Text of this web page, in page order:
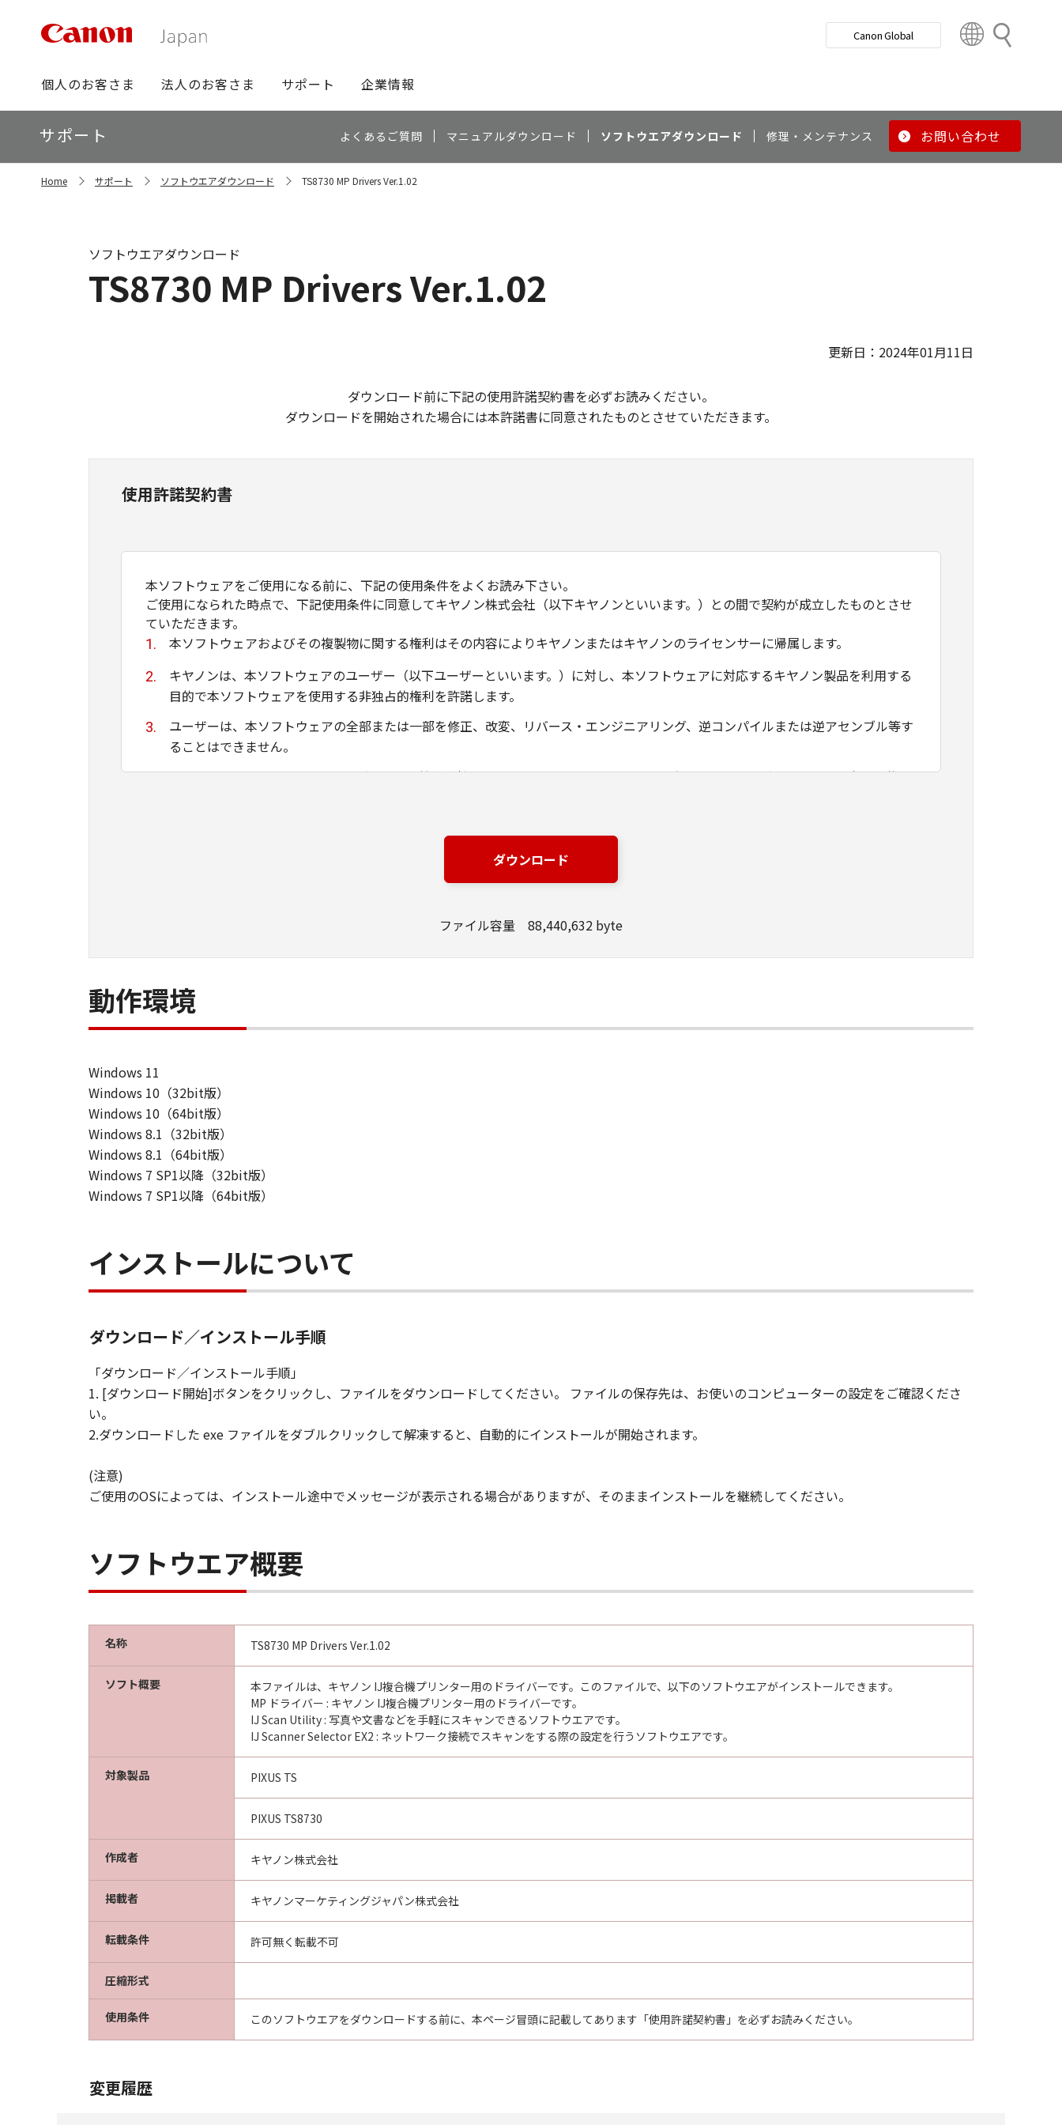
検
グ
ロ
ー
バ
ビ
個人のお客さま 法人のお客さま サポート 企業情報
Canon Global
t
y
ロ
ー
カ
ル
サポート よくあるご質問 マニュアルダウンロード ソフトウエアダウンロード 修理・メンテナンス お問い合わせ
Home サポート ソフトウエアダウンロード TS8730 MP Drivers Ver.1.02
TS8730 MP Drivers Ver.1.02
ソフトウエアダウンロード
更新日：2024年01月11日
ダウンロード前に下記の使用許諾契約書を必ずお読みください。
ダウンロードを開始された場合には本許諾書に同意されたものとさせていただきます。
使用許諾契約書
本ソフトウェアをご使用になる前に、下記の使用条件をよくお読み下さい。
ご使用になられた時点で、下記使用条件に同意してキヤノン株式会社（以下キヤノンといいます。）との間で契約が成立したものとさせ
ていただきます。
本ソフトウェアおよびその複製物に関する権利はその内容によりキヤノンまたはキヤノンのライセンサーに帰属します。
キヤノンは、本ソフトウェアのユーザー（以下ユーザーといいます。）に対し、本ソフトウェアに対応するキヤノン製品を利用する
目的で本ソフトウェアを使用する非独占的権利を許諾します。
ユーザーは、本ソフトウェアの全部または一部を修正、改変、リバース・エンジニアリング、逆コンパイルまたは逆アセンブル等す
ることはできません。
キヤノン、キヤノンマーケティングジャパン株式会社およびキヤノンのライセンサーは、本ソフトウェアがユーザーの特定の目的の
て生ずる直接的または間接的な損失、損害等について、いかなる場合においても一切の責任を負いません。
ダウンロード
ファイル容量 88,440,632 byte
動作環境
Windows 11
Windows 10（32bit版）
Windows 10（64bit版）
Windows 8.1（32bit版）
Windows 8.1（64bit版）
Windows 7 SP1以降（32bit版）
Windows 7 SP1以降（64bit版）
インストールについて
ダウンロード／インストール手順
「ダウンロード／インストール手順」
1. [ダウンロード開始]ボタンをクリックし、ファイルをダウンロードしてください。 ファイルの保存先は、お使いのコンピューターの設定をご確認くださ
い。
2.ダウンロードした exe ファイルをダブルクリックして解凍すると、自動的にインストールが開始されます。
(注意)
ご使用のOSによっては、インストール途中でメッセージが表示される場合がありますが、そのままインストールを継続してください。
ソフトウエア概要
名称 TS8730 MP Drivers Ver.1.02
ソフト概要
本ファイルは、キヤノン IJ複合機プリンター用のドライバーです。このファイルで、以下のソフトウエアがインストールできます。
MP ドライバー : キヤノン IJ複合機プリンター用のドライバーです。
IJ Scan Utility : 写真や文書などを手軽にスキャンできるソフトウエアです。
IJ Scanner Selector EX2 : ネットワーク接続でスキャンをする際の設定を行うソフトウエアです。
対象製品 PIXUS TS
PIXUS TS8730
作成者 キヤノン株式会社
掲載者 キヤノンマーケティングジャパン株式会社
転載条件 許可無く転載不可
圧縮形式
使用条件 このソフトウエアをダウンロードする前に、本ページ冒頭に記載してあります「使用許諾契約書」を必ずお読みください。
変更履歴